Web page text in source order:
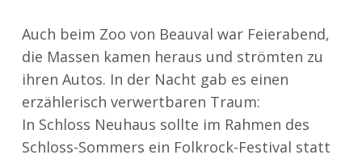
Auch beim Zoo von Beauval war Feierabend,
die Massen kamen heraus und strömten zu
ihren Autos. In der Nacht gab es einen
erzählerisch verwertbaren Traum:
In Schloss Neuhaus sollte im Rahmen des
Schloss-Sommers ein Folkrock-Festival statt